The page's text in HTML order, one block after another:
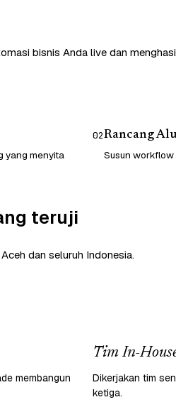
bisnis Anda live dan
yang menyita
02Rancang
Susun
teruji
dan seluruh Indonesia.
membangun
Tim In-
Dikerjakan tim
ketiga.